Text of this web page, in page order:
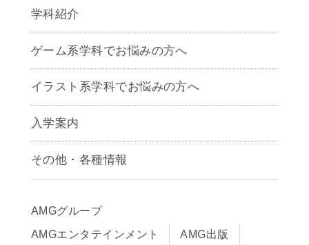
学科紹介
ゲームクリエイター学科
CG学科
アニメーション学科
声優学科
ゲーム系学科でお悩みの方へ
イラスト系学科でお悩みの方へ
入学案内
募集要項
早期出願制度・AOエントリー
入学までの流れ
学費サポート・各種制度
その他・各種情報
アクセス
サイトポリシー
AMGグループ
AMGエンタテインメント
AMG出版